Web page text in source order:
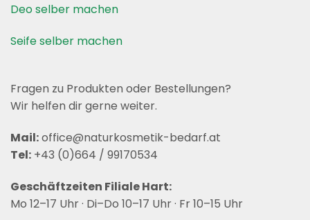
Deo selber machen
Seife selber machen
Fragen zu Produkten oder Bestellungen?
Wir helfen dir gerne weiter.
Mail:office@naturkosmetik-bedarf.at
Tel: +43 (0)664 / 99170534
Geschäftzeiten Filiale Hart:
Mo 12–17 Uhr · Di–Do 10–17 Uhr · Fr 10–15 Uhr